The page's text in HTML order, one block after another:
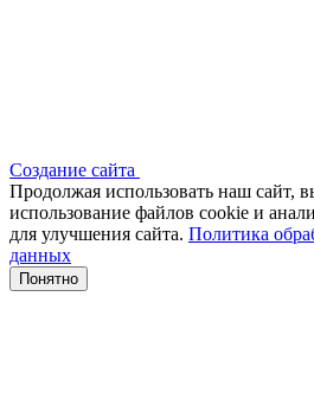
Создание сайта
Продолжая использовать наш сайт,
использование файлов сооkіе и
для улучшения сайта. Политика
данных
Понятно